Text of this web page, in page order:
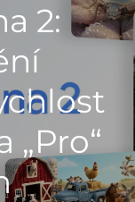
2:
„Pro“